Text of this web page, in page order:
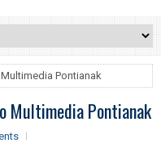
Multimedia Pontianak
Multimedia Pontianak